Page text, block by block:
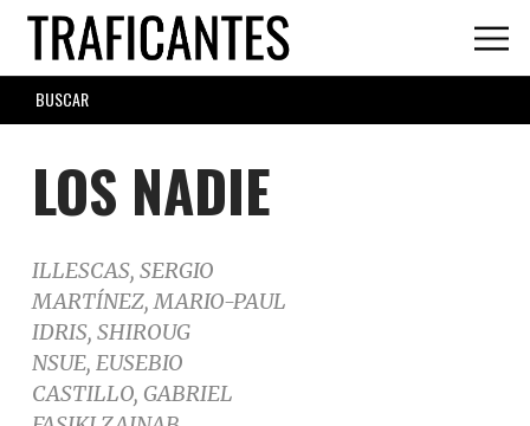
Skip
main
content
SEARCH
FORM
LOS NADIE
ILLESCAS, SERGIO
MARTÍNEZ, MARIO-PAUL
IDRIS, SHIROUG
NSUE, EUSEBIO
CASTILLO, GABRIEL